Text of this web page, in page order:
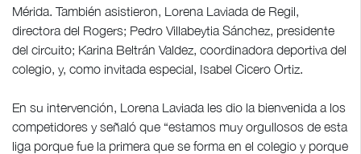
Mérida. También asistieron, Lorena Laviada de Regil,
directora del Rogers; Pedro Villabeytia Sánchez, presidente
del circuito; Karina Beltrán Valdez, coordinadora deportiva del
colegio, y, como invitada especial, Isabel Cicero Ortiz.
En su intervención, Lorena Laviada les dio la bienvenida a los
competidores y señaló que “estamos muy orgullosos de esta
liga porque fue la primera que se forma en el colegio y porque